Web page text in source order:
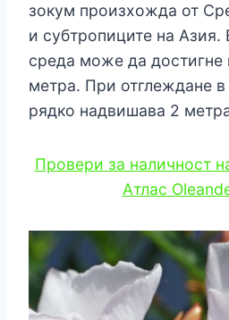
зокум произхожда от
и субтропиците на Азия.
среда може да достигне
метра. При отглеждане
рядко надвишава 2
Провери за наличност
Атлас